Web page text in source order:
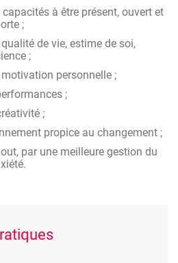
à être présent, ouvert et
;
de vie, estime de soi,
;
personnelle ;
;
;
propice au changement ;
par une meilleure gestion du